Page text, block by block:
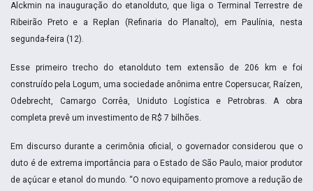
Alckmin na inauguração do etanolduto, que liga o Terminal Terrestre de
Ribeirão Preto e a Replan (Refinaria do Planalto), em Paulínia, nesta
segunda-feira (12).
Esse primeiro trecho do etanolduto tem extensão de 206 km e foi
construído pela Logum, uma sociedade anônima entre Copersucar, Raízen,
Odebrecht, Camargo Corrêa, Uniduto Logística e Petrobras. A obra
completa prevê um investimento de R$ 7 bilhões.
Em discurso durante a cerimônia oficial, o governador considerou que o
duto é de extrema importância para o Estado de São Paulo, maior produtor
de açúcar e etanol do mundo. “O novo equipamento promove a redução de